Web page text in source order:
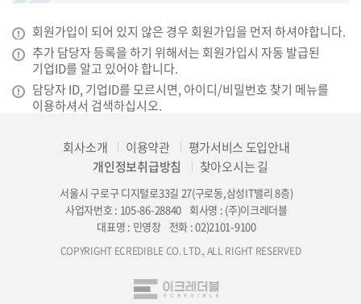
회원가입이 되어 있지 않은 경우 회원가입을 먼저 하셔야합니다.
추가 담당자 등록을 하기 위해서는 회원가입시 자동 발급된
기업ID를 알고 있어야 합니다.
담당자 ID, 기업ID를 모르시면, 아이디/비밀번호 찾기 메뉴를
이용하셔서 검색하십시오.
회사소개 이용약관
평가서비스 도입안내
개인정보취급방침
찾아오시는 길
서울시 구로구 디지털로33길 27(구로동,삼성IT밸리 8층)
사업자번호 : 105-86-28840 회사명 : (주)이크레더블
대표명 : 민영창 전화 : 02)2101-9100
COPYRIGHT ECREDIBLE CO. LTD., ALL RIGHT RESERVED